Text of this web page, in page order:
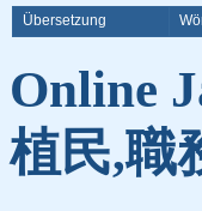
Übersetzung
Online
植民,職